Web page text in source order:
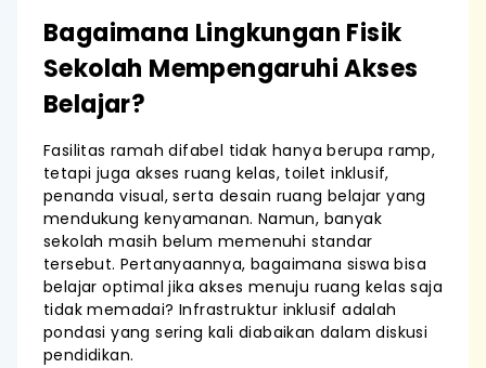
Bagaimana Lingkungan Fisik
Sekolah Mempengaruhi Akses
Belajar?
Fasilitas ramah difabel tidak hanya berupa ramp,
tetapi juga akses ruang kelas, toilet inklusif,
penanda visual, serta desain ruang belajar yang
mendukung kenyamanan. Namun, banyak
sekolah masih belum memenuhi standar
tersebut. Pertanyaannya, bagaimana siswa bisa
belajar optimal jika akses menuju ruang kelas saja
tidak memadai? Infrastruktur inklusif adalah
pondasi yang sering kali diabaikan dalam diskusi
pendidikan.